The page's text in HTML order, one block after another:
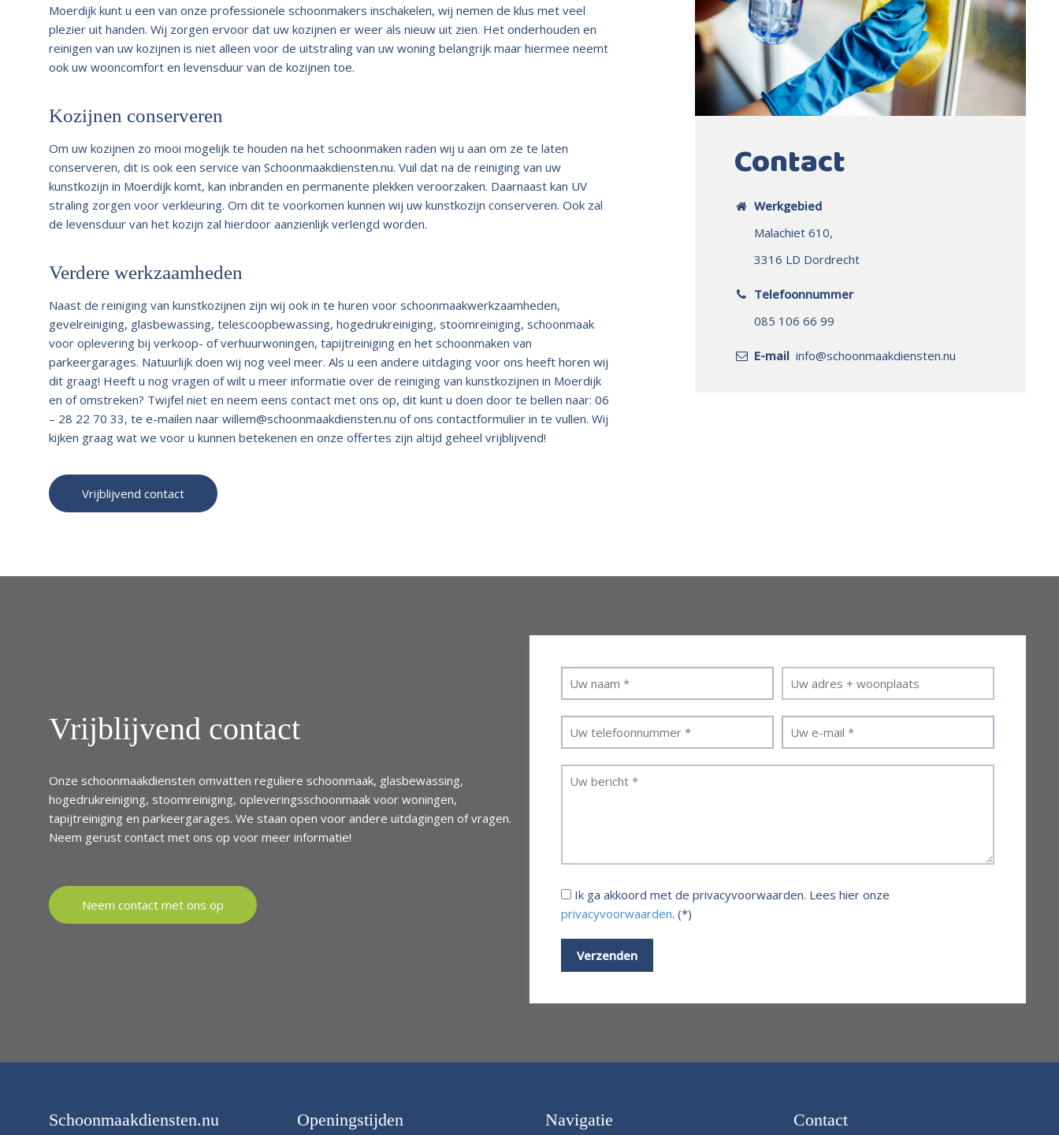
Moerdijk kunt u een van onze professionele schoonmakers inschakelen, wij nemen de klus met veel
plezier uit handen. Wij zorgen ervoor dat uw kozijnen er weer als nieuw uit zien. Het onderhouden en
reinigen van uw kozijnen is niet alleen voor de uitstraling van uw woning belangrijk maar hiermee neemt
ook uw wooncomfort en levensduur van de kozijnen toe.
Kozijnen conserveren
Om uw kozijnen zo mooi mogelijk te houden na het schoonmaken raden wij u aan om ze te laten
conserveren, dit is ook een service van Schoonmaakdiensten.nu. Vuil dat na de reiniging van uw
kunstkozijn in Moerdijk komt, kan inbranden en permanente plekken veroorzaken. Daarnaast kan UV
straling zorgen voor verkleuring. Om dit te voorkomen kunnen wij uw kunstkozijn conserveren. Ook zal
de levensduur van het kozijn zal hierdoor aanzienlijk verlengd worden.
Verdere werkzaamheden
Naast de reiniging van kunstkozijnen zijn wij ook in te huren voor schoonmaakwerkzaamheden,
gevelreiniging, glasbewassing, telescoopbewassing, hogedrukreiniging, stoomreiniging, schoonmaak
voor oplevering bij verkoop- of verhuurwoningen, tapijtreiniging en het schoonmaken van
parkeergarages. Natuurlijk doen wij nog veel meer. Als u een andere uitdaging voor ons heeft horen wij
dit graag! Heeft u nog vragen of wilt u meer informatie over de reiniging van kunstkozijnen in Moerdijk
en of omstreken? Twijfel niet en neem eens contact met ons op, dit kunt u doen door te bellen naar: 06
– 28 22 70 33, te e-mailen naar willem@schoonmaakdiensten.nu of ons contactformulier in te vullen. Wij
kijken graag wat we voor u kunnen betekenen en onze offertes zijn altijd geheel vrijblijvend!
Vrijblijvend contact
Contact
Werkgebied
Malachiet 610,
3316 LD Dordrecht
Telefoonnummer
085 106 66 99
E-mail info@schoonmaakdiensten.nu
Vrijblijvend contact
Onze schoonmaakdiensten omvatten reguliere schoonmaak, glasbewassing,
hogedrukreiniging, stoomreiniging, opleveringsschoonmaak voor woningen,
tapijtreiniging en parkeergarages. We staan open voor andere uitdagingen of vragen.
Neem gerust contact met ons op voor meer informatie!
Neem contact met ons op
Ik ga akkoord met de privacyvoorwaarden. Lees hier onze
privacyvoorwaarden. (*)
Schoonmaakdiensten.nu Openingstijden Navigatie Contact